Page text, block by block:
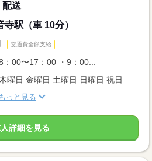
配送
駅（車 10分）
交通費全額支給
00〜17：00 ・9：00...
曜日 金曜日 土曜日 日曜日 祝日
もっと見る
詳細を見る